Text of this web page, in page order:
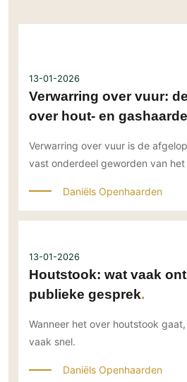
13-01-2026
Verwarring over vuur:
over hout- en
Verwarring over vuur is de
vast onderdeel geworden van
Daniëls Openhaarden
13-01-2026
Houtstook: wat vaak
publieke gesprek
Wanneer het over houtstook
vaak snel.
Daniëls Openhaarden